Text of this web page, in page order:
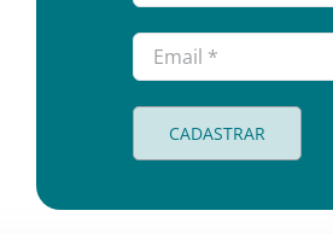
CADASTRAR